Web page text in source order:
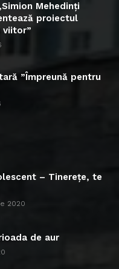
Mehedinți
proiectul
viitor”
”Împreună pentru
– Tinerețe, te
2020
de aur